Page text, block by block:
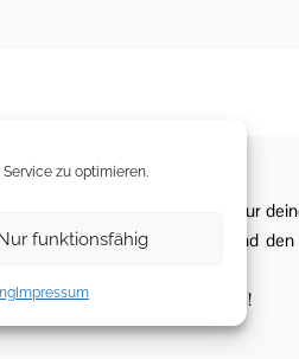
zu optimieren.
funktionsfähig
Impressum
Möglichkeit bieten einfach nur
oder dich mit Freunden und
Fragen hast, melde dich bei uns!